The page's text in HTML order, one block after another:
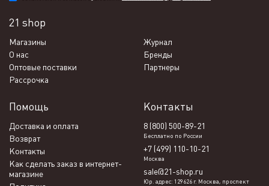
21 shop
Магазины
Журнал
О нас
Бренды
Оптовые поставки
Партнеры
Рассрочка
Помощь
Доставка и оплата
Возврат
Контакты
Как сделать заказ в интернет-
магазине
Контакты
8 (800) 500-89-21
Бесплатно по России
+7 (499) 110-10-21
Москва
sale@21-shop.ru
Юр. адрес: 129626 г. Москва, проспект